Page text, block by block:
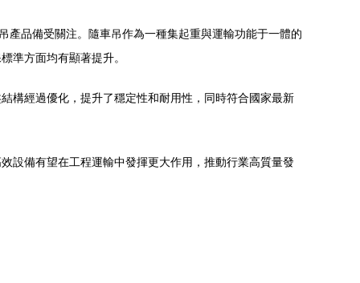
品備受關注。隨車吊作為一種集起重與運輸功能于一體的
準方面均有顯著提升。
構經過優化，提升了穩定性和耐用性，同時符合國家最新
設備有望在工程運輸中發揮更大作用，推動行業高質量發